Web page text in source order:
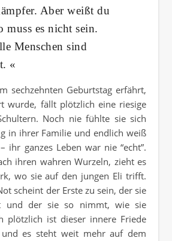
Aber weißt du
muss es nicht sein.
Menschen sind
«
sechzehnten Geburtstag erfährt,
wurde, fällt plötzlich eine riesige
Noch nie fühlte sie sich
in ihrer Familie und endlich weiß
ihr ganzes Leben war nie “echt”.
ihren wahren Wurzeln, zieht es
wo sie auf den jungen Eli trifft.
scheint der Erste zu sein, der sie
und der sie so nimmt, wie sie
plötzlich ist dieser innere Friede
und es steht weit mehr auf dem